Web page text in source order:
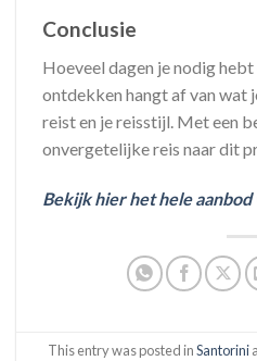
Conclusie
Hoeveel dagen je nodig
ontdekken hangt af van wat
reist en je reisstijl. Met een
onvergetelijke reis naar dit
Bekijk hier het hele
This entry was posted inSantorini